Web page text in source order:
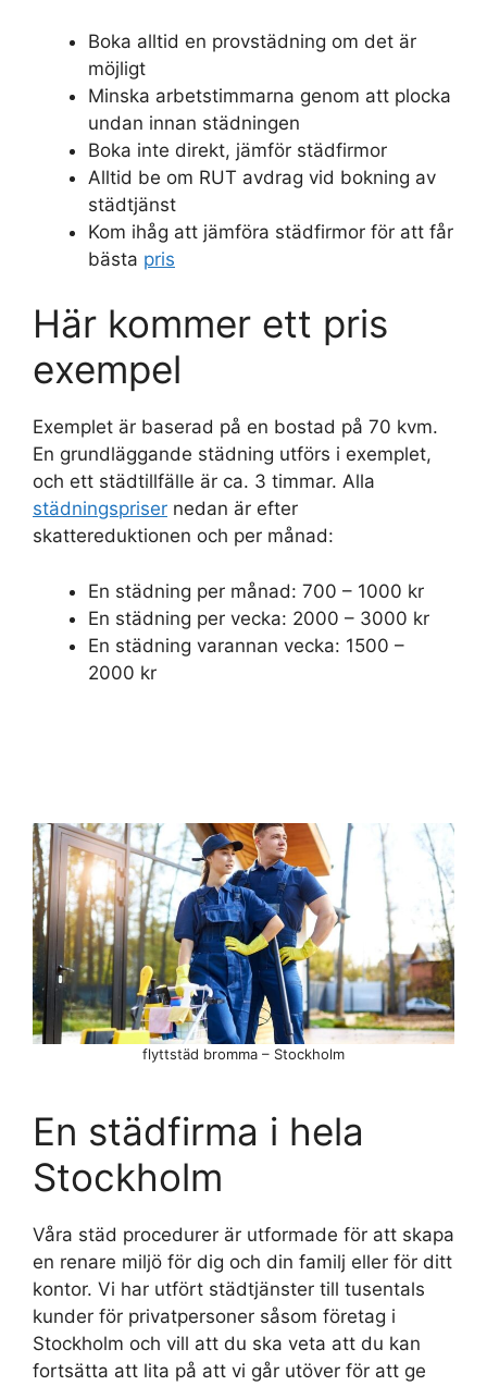
Boka alltid en provstädning om det är
möjligt
Minska arbetstimmarna genom att plocka
undan innan städningen
Boka inte direkt, jämför städfirmor
Alltid be om RUT avdrag vid bokning av
städtjänst
Kom ihåg att jämföra städfirmor för att får
bästa pris
Här kommer ett pris
exempel
Exemplet är baserad på en bostad på 70 kvm.
En grundläggande städning utförs i exemplet,
och ett städtillfälle är ca. 3 timmar. Alla
städningspriser nedan är efter
skattereduktionen och per månad:
En städning per månad: 700 – 1000 kr
En städning per vecka: 2000 – 3000 kr
En städning varannan vecka: 1500 –
2000 kr
En städfirma i hela
Stockholm
Våra städ procedurer är utformade för att skapa
en renare miljö för dig och din familj eller för ditt
kontor. Vi har utfört städtjänster till tusentals
kunder för privatpersoner såsom företag i
Stockholm och vill att du ska veta att du kan
fortsätta att lita på att vi går utöver för att ge
flyttstäd bromma – Stockholm